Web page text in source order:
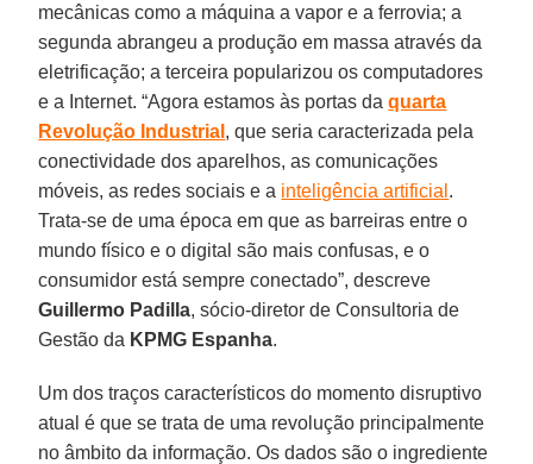
mecânicas como a máquina a vapor e a ferrovia; a
segunda abrangeu a produção em massa através da
eletrificação; a terceira popularizou os computadores
e a Internet. “Agora estamos às portas daquarta
Revolução Industrial , que seria caracterizada pela
conectividade dos aparelhos, as comunicações
móveis, as redes sociais e a inteligência artificial .
Trata-se de uma época em que as barreiras entre o
mundo físico e o digital são mais confusas, e o
consumidor está sempre conectado”, descreve
Guillermo Padilla, sócio-diretor de Consultoria de
Gestão da KPMG Espanha.
Um dos traços característicos do momento disruptivo
atual é que se trata de uma revolução principalmente
no âmbito da informação. Os dados são o ingrediente